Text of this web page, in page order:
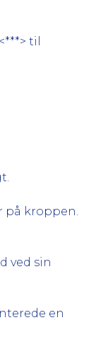
til
på kroppen.
ved sin
en